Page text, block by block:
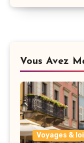
Vous Avez
Voyages &